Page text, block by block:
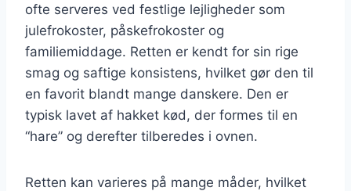
ofte serveres ved festlige lejligheder som
julefrokoster, påskefrokoster og
familiemiddage. Retten er kendt for sin rige
smag og saftige konsistens, hvilket gør den til
en favorit blandt mange danskere. Den er
typisk lavet af hakket kød, der formes til en
“hare” og derefter tilberedes i ovnen.
Retten kan varieres på mange måder, hvilket